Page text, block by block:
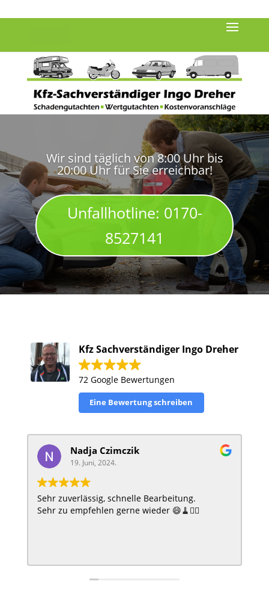
Wir sind täglich von 8:00 Uhr bis
20:00 Uhr für Sie erreichbar!
Unfallhotline: 0170-
8527141
Kfz Sachverständiger Ingo Dreher
72 Google Bewertungen
Eine Bewertung schreiben
Nadja Czimczik
19. Juni, 2024.
Sehr zuverlässig, schnelle Bearbeitung.
Sehr zu empfehlen gerne wieder 😄🧹🧙‍♀️